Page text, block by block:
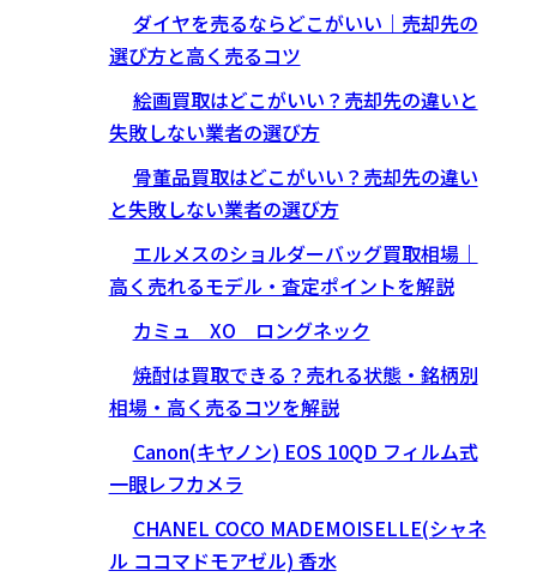
ダイヤを売るならどこがいい｜売却先の
選び方と高く売るコツ
絵画買取はどこがいい？売却先の違いと
失敗しない業者の選び方
骨董品買取はどこがいい？売却先の違い
と失敗しない業者の選び方
エルメスのショルダーバッグ買取相場｜
高く売れるモデル・査定ポイントを解説
カミュ XO ロングネック
焼酎は買取できる？売れる状態・銘柄別
相場・高く売るコツを解説
Canon(キヤノン) EOS 10QD フィルム式
一眼レフカメラ
CHANEL COCO MADEMOISELLE(シャネ
ル ココマドモアゼル) 香水